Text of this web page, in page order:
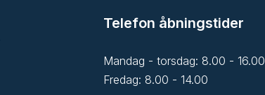
Telefon åbningstider
Mandag - torsdag: 8.00 - 16.00
Fredag: 8.00 - 14.00